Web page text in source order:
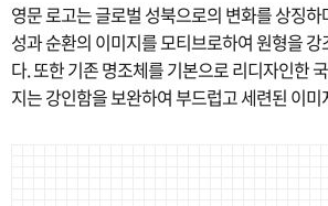
영문 로고는 글로벌 성북으로의 변화를 상징
성과 순환의 이미지를 모티브로하여 원형을
다. 또한 기존 명조체를 기본으로 리디자인한
지는 강인함을 보완하여 부드럽고 세련된 이